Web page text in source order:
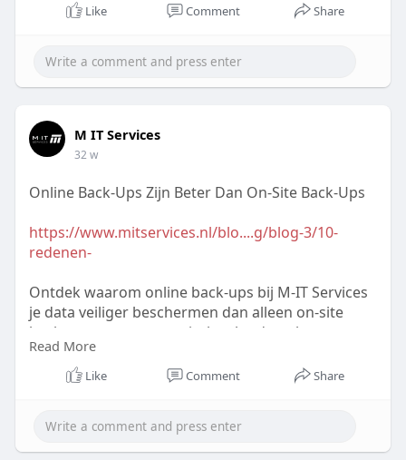
Like Comment Share
M IT Services
32 w
Online Back-Ups Zijn Beter Dan On-Site Back-Ups
https://www.mitservices.nl/blo....g/blog-3/10-
redenen-
Ontdek waarom online back-ups bij M-IT Services
je data veiliger beschermen dan alleen on-site
back-ups, met automatische cloud-opslag en
herstel-opties. Bescherm je bedrijf nu, neem
contact op!
Read More
Like Comment Share